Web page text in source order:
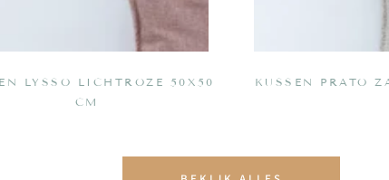
LYSSO LICHTROZE 50X50
CM
KUSSEN PRATO